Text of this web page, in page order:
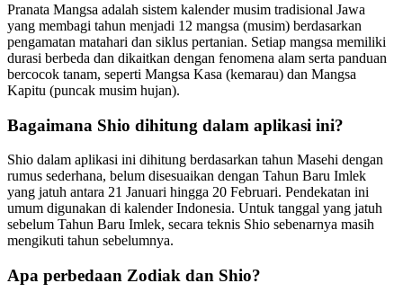
Pranata Mangsa adalah sistem kalender musim tradisional Jawa
yang membagi tahun menjadi 12 mangsa (musim) berdasarkan
pengamatan matahari dan siklus pertanian. Setiap mangsa memiliki
durasi berbeda dan dikaitkan dengan fenomena alam serta panduan
bercocok tanam, seperti Mangsa Kasa (kemarau) dan Mangsa
Kapitu (puncak musim hujan).
Bagaimana Shio dihitung dalam aplikasi ini?
Shio dalam aplikasi ini dihitung berdasarkan tahun Masehi dengan
rumus sederhana, belum disesuaikan dengan Tahun Baru Imlek
yang jatuh antara 21 Januari hingga 20 Februari. Pendekatan ini
umum digunakan di kalender Indonesia. Untuk tanggal yang jatuh
sebelum Tahun Baru Imlek, secara teknis Shio sebenarnya masih
mengikuti tahun sebelumnya.
Apa perbedaan Zodiak dan Shio?